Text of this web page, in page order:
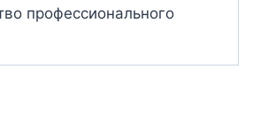
профессионального